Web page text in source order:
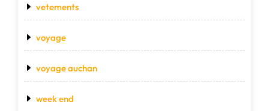
vetements
voyage
voyage auchan
week end